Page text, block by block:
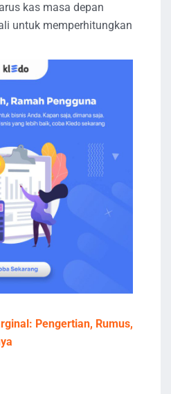
kas masa depan
untuk memperhitungkan
Pengertian, Rumus,